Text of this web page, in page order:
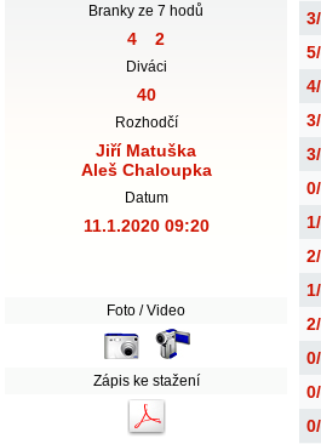
Branky ze 7 hodů
4 2
Diváci
40
Rozhodčí
Jiří Matuška
Aleš Chaloupka
Datum
11.1.2020 09:20
Foto / Video
Zápis ke stažení